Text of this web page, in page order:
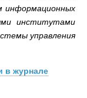
информационных
институтами
управления
в журнале